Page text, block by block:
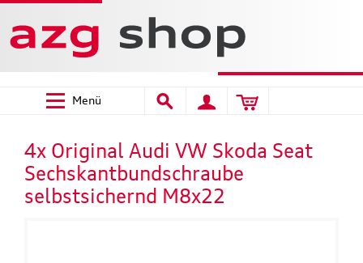
Menü
4x Original Audi VW Skoda Seat
Sechskantbundschraube
selbstsichernd M8x22